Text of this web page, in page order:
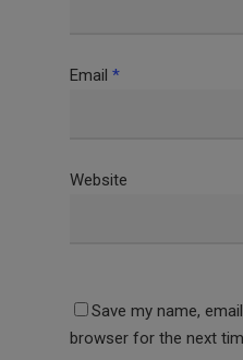
Email *
Website
Save my name,
browser for the next